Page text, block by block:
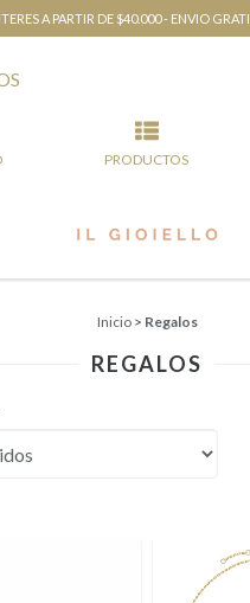
A PARTIR DE $40.000 - ENVIO
PRODUCTOS
Inicio > Regalos
REGALOS